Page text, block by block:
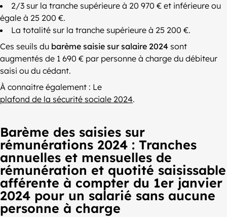
2/3 sur la tranche supérieure à 20 970 € et inférieure ou
égale à 25 200 €.
La totalité sur la tranche supérieure à 25 200 €.
Ces seuils du barème saisie sur salaire 2024 sont
augmentés de 1 690 € par personne à charge du débiteur
saisi ou du cédant.
À connaitre également : Le
plafond de la sécurité sociale 2024.
Barème des saisies sur
rémunérations 2024 : Tranches
annuelles et mensuelles de
rémunération et quotité saisissable
afférente à compter du 1er janvier
2024 pour un salarié sans aucune
personne à charge